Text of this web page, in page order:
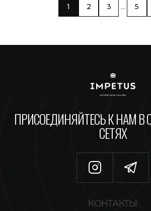
1 2 3 … 5
ПРИСОЕДИНЯЙТЕСЬ К НАМ
СЕТЯХ
КОНТАКТЫ